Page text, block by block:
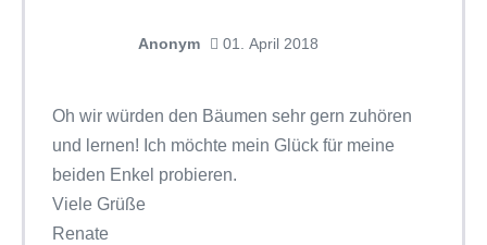
Anonym 01. April 2018
Oh wir würden den Bäumen sehr gern zuhören
und lernen! Ich möchte mein Glück für meine
beiden Enkel probieren.
Viele Grüße
Renate